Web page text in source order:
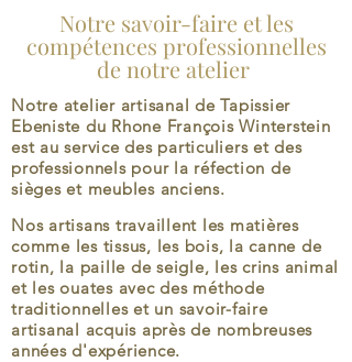
Notre savoir-faire et les
compétences professionnelles
de notre atelier
Notre atelier artisanal de Tapissier
Ebeniste du Rhone François Winterstein
est au service des particuliers et des
professionnels pour la réfection de
sièges et meubles anciens.
Nos artisans travaillent les matières
comme les tissus, les bois, la canne de
rotin, la paille de seigle, les crins animal
et les ouates avec des méthode
traditionnelles et un savoir-faire
artisanal acquis après de nombreuses
années d'expérience.